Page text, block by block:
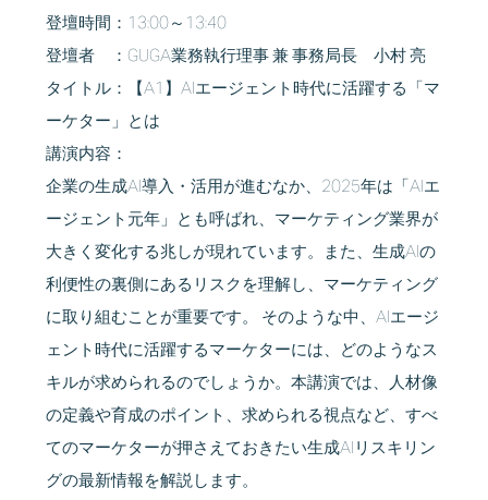
登壇時間：13:00～13:40
登壇者 ：GUGA業務執行理事 兼 事務局長 小村 亮
タイトル：【A1】AIエージェント時代に活躍する「マ
ーケター」とは
講演内容：
企業の生成AI導入・活用が進むなか、2025年は「AIエ
ージェント元年」とも呼ばれ、マーケティング業界が
大きく変化する兆しが現れています。また、生成AIの
利便性の裏側にあるリスクを理解し、マーケティング
に取り組むことが重要です。 そのような中、AIエージ
ェント時代に活躍するマーケターには、どのようなス
キルが求められるのでしょうか。本講演では、人材像
の定義や育成のポイント、求められる視点など、すべ
てのマーケターが押さえておきたい生成AIリスキリン
グの最新情報を解説します。